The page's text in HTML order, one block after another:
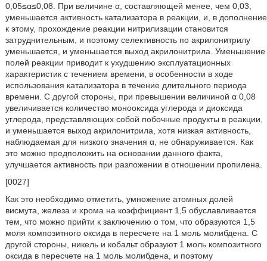
0,05≤α≤0,08. При величине α, составляющей менее, чем 0,03,
уменьшается активность катализатора в реакции, и, в дополнение
к этому, прохождение реакции нитрилизации становится
затруднительным, и поэтому селективность по акрилонитрилу
уменьшается, и уменьшается выход акрилонитрила. Уменьшение
полей реакции приводит к ухудшению эксплуатационных
характеристик с течением времени, в особенности в ходе
использования катализатора в течение длительного периода
времени. С другой стороны, при превышении величиной α 0,08
увеличивается количество монооксида углерода и диоксида
углерода, представляющих собой побочные продукты в реакции,
и уменьшается выход акрилонитрила, хотя низкая активность,
наблюдаемая для низкого значения α, не обнаруживается. Как
это можно предположить на основании данного факта,
улучшается активность при разложении в отношении пропилена.
[0027]
Как это необходимо отметить, умножение атомных долей
висмута, железа и хрома на коэффициент 1,5 обуславливается
тем, что можно прийти к заключению о том, что образуются 1,5
моля композитного оксида в пересчете на 1 моль молибдена. С
другой стороны, никель и кобальт образуют 1 моль композитного
оксида в пересчете на 1 моль молибдена, и поэтому